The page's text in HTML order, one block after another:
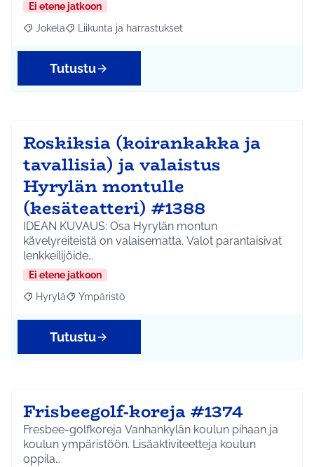
Ei etene jatkoon
Rajaa tulokset aihepiirin mukaan: Jokela
Jokela Rajaa tulokset teeman mukaan: Liikunta ja
Liikunta ja harrastukset
Tutustu
Roskiksia (koirankakka ja
tavallisia) ja valaistus
Hyrylän montulle
(kesäteatteri) #1388
IDEAN KUVAUS: Osa Hyrylän montun
kävelyreiteistä on valaisematta. Valot parantaisivat
lenkkeilijöide…
Ei etene jatkoon
Rajaa tulokset aihepiirin mukaan: Hyrylä
Hyrylä Rajaa tulokset teeman mukaan: Ympäristö
Ympäristö
Tutustu
Frisbeegolf-koreja #1374
Fresbee-golfkoreja Vanhankylän koulun pihaan ja
koulun ympäristöön. Lisäaktiviteetteja koulun
oppila…